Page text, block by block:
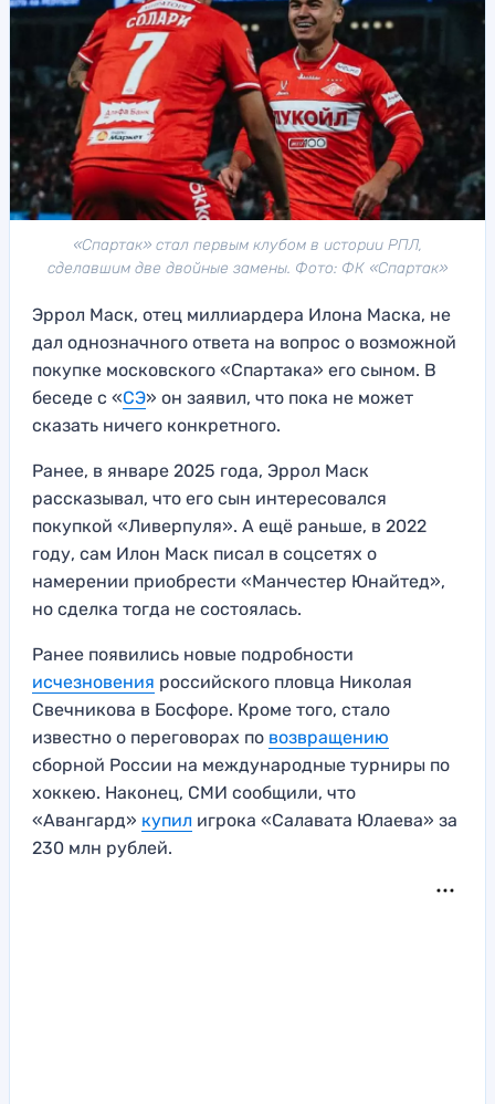
«Спартак» стал первым клубом в истории РПЛ,
сделавшим две двойные замены. Фото: ФК «Спартак»
Эррол Маск, отец миллиардера Илона Маска, не
дал однозначного ответа на вопрос о возможной
покупке московского «Спартака» его сыном. В
беседе с «СЭ» он заявил, что пока не может
сказать ничего конкретного.
Ранее, в январе 2025 года, Эррол Маск
рассказывал, что его сын интересовался
покупкой «Ливерпуля». А ещё раньше, в 2022
году, сам Илон Маск писал в соцсетях о
намерении приобрести «Манчестер Юнайтед»,
но сделка тогда не состоялась.
Ранее появились новые подробности
исчезновения российского пловца Николая
Свечникова в Босфоре. Кроме того, стало
известно о переговорах по возвращению
сборной России на международные турниры по
хоккею. Наконец, СМИ сообщили, что
«Авангард» купил игрока «Салавата Юлаева» за
230 млн рублей.